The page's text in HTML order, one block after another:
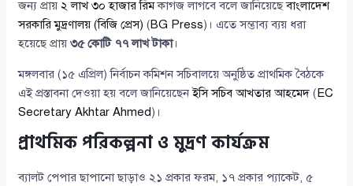
জন্য প্রায়২ লাখ ৩০ হাজার রিমকাগজ লাগবে বলে জানিয়েছেবাংলাদেশ
সরকারি মুদ্রণালয় (বিজি প্রেস) (BG Press)। এতে সম্ভাব্য ব্যয় ধরা
হয়েছে প্রায়৩৫ কোটি ৭৭ লাখ টাকা।
মঙ্গলবার (১৫ এপ্রিল) নির্বাচন কমিশন সচিবালয়ে অনুষ্ঠিত প্রাথমিক বৈঠকে
এই প্রস্তাবনা দেওয়া হয় বলে জানিয়েছেনইসি সচিব আখতার আহমেদ ( EC
Secretary Akhtar Ahmed)।
প্রাথমিক পরিকল্পনা ও মুদ্রণ কার্যক্রম
ব্যালট পেপার ছাপানো ছাড়াও ২১ প্রকার ফরম, ১৭ প্রকার প্যাকেট, ৫